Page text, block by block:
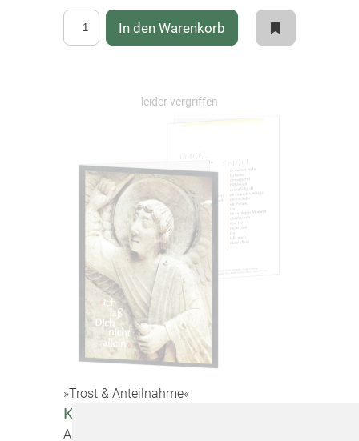
In den Warenkorb
»Trost & Anteilnahme«
Korrespondenzkarte "Engel"
Artikel-Nr. 20824